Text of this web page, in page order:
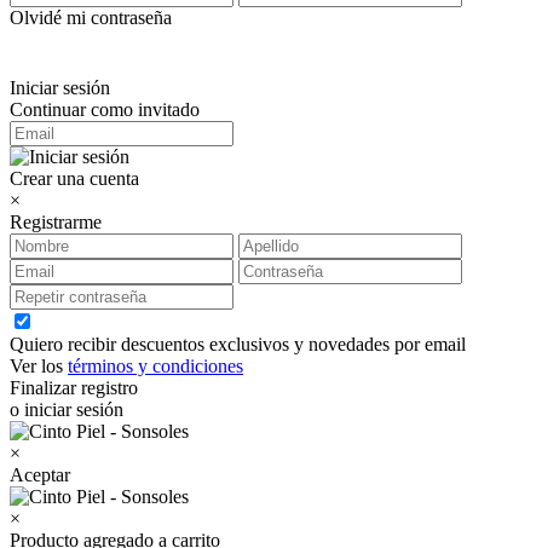
Olvidé mi contraseña
Iniciar sesión
Continuar como invitado
Crear una cuenta
×
Registrarme
Quiero recibir descuentos exclusivos y novedades por email
Ver los términos y condiciones
Finalizar registro
o iniciar sesión
×
Aceptar
×
Producto agregado a carrito